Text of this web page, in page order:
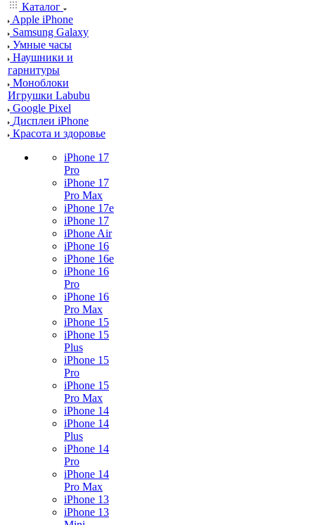
Каталог
Apple iPhone
Samsung Galaxy
Умные часы
Наушники и
гарнитуры
Моноблоки
Игрушки Labubu
Google Pixel
Дисплеи iPhone
Красота и здоровье
iPhone 17
Pro
iPhone 17
Pro Max
iPhone 17e
iPhone 17
iPhone Air
iPhone 16
iPhone 16e
iPhone 16
Pro
iPhone 16
Pro Max
iPhone 15
iPhone 15
Plus
iPhone 15
Pro
iPhone 15
Pro Max
iPhone 14
iPhone 14
Plus
iPhone 14
Pro
iPhone 14
Pro Max
iPhone 13
iPhone 13